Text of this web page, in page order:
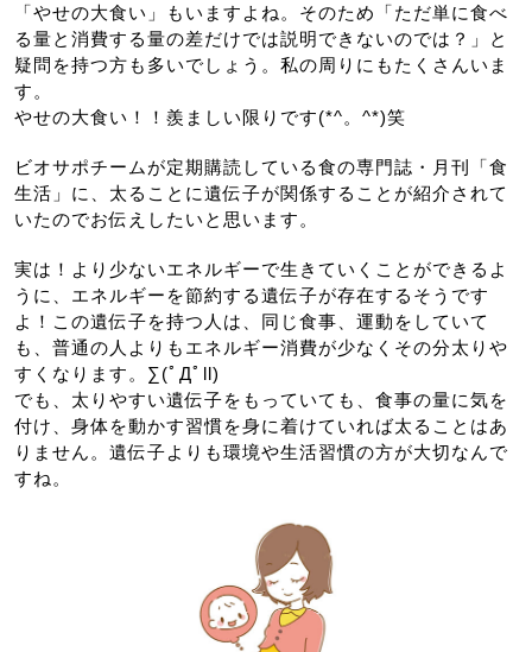
「やせの大食い」もいますよね。そのため「ただ単に食べ
る量と消費する量の差だけでは説明できないのでは？」と
疑問を持つ方も多いでしょう。私の周りにもたくさんいま
す。
やせの大食い！！羨ましい限りです(*^。^*)笑
ビオサポチームが定期購読している食の専門誌・月刊「食
生活」に、太ることに遺伝子が関係することが紹介されて
いたのでお伝えしたいと思います。
実は！より少ないエネルギーで生きていくことができるよ
うに、エネルギーを節約する遺伝子が存在するそうです
よ！この遺伝子を持つ人は、同じ食事、運動をしていて
も、普通の人よりもエネルギー消費が少なくその分太りや
すくなります。∑(ﾟДﾟll)
でも、太りやすい遺伝子をもっていても、食事の量に気を
付け、身体を動かす習慣を身に着けていれば太ることはあ
りません。遺伝子よりも環境や生活習慣の方が大切なんで
すね。